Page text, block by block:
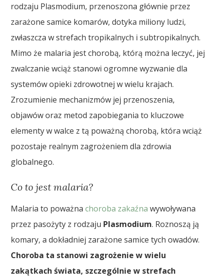
rodzaju Plasmodium, przenoszona głównie przez
zarażone samice komarów, dotyka miliony ludzi,
zwłaszcza w strefach tropikalnych i subtropikalnych.
Mimo że malaria jest chorobą, którą można leczyć, jej
zwalczanie wciąż stanowi ogromne wyzwanie dla
systemów opieki zdrowotnej w wielu krajach.
Zrozumienie mechanizmów jej przenoszenia,
objawów oraz metod zapobiegania to kluczowe
elementy w walce z tą poważną chorobą, która wciąż
pozostaje realnym zagrożeniem dla zdrowia
globalnego.
Co to jest malaria?
Malaria to poważnachoroba zakaźna wywoływana
przez pasożyty z rodzaju Plasmodium. Roznoszą ją
komary, a dokładniej zarażone samice tych owadów.
Choroba ta stanowi zagrożenie w wielu
zakątkach świata, szczególnie w strefach